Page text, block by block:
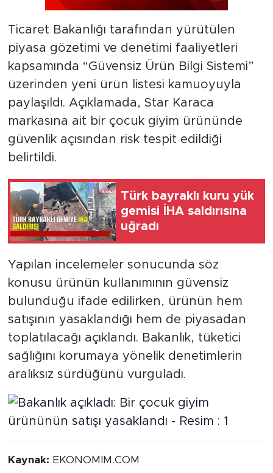
Ticaret Bakanlığı tarafından yürütülen
piyasa gözetimi ve denetimi faaliyetleri
kapsamında “Güvensiz Ürün Bilgi Sistemi”
üzerinden yeni ürün listesi kamuoyuyla
paylaşıldı. Açıklamada, Star Karaca
markasına ait bir çocuk giyim ürününde
güvenlik açısından risk tespit edildiği
belirtildi.
Türk bayraklı kuru yük
gemisi İHA saldırısına
uğradı
Yapılan incelemeler sonucunda söz
konusu ürünün kullanımının güvensiz
bulunduğu ifade edilirken, ürünün hem
satışının yasaklandığı hem de piyasadan
toplatılacağı açıklandı. Bakanlık, tüketici
sağlığını korumaya yönelik denetimlerin
aralıksız sürdüğünü vurguladı.
Kaynak: EKONOMİM.COM